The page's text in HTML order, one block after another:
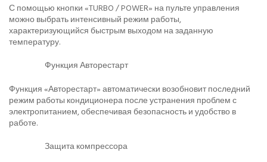
С помощью кнопки «TURBO / POWER» на пульте управления
можно выбрать интенсивный режим работы,
характеризующийся быстрым выходом на заданную
температуру.
Функция Авторестарт
Функция «Авторестарт» автоматически возобновит последний
режим работы кондиционера после устранения проблем с
электропитанием, обеспечивая безопасность и удобство в
работе.
Защита компрессора